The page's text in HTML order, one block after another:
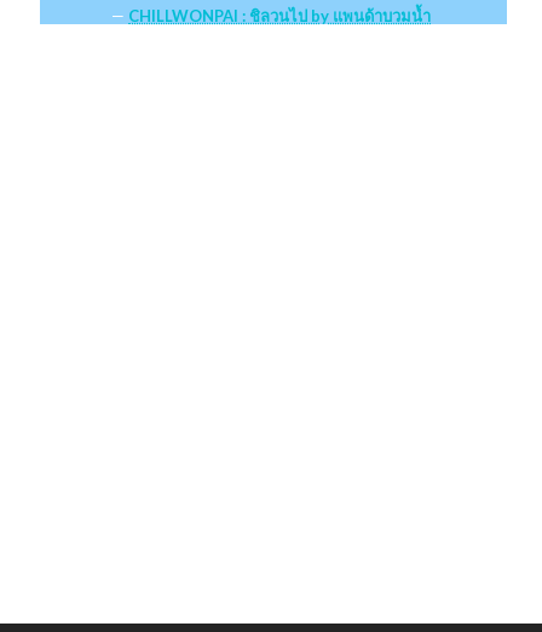
CHILLWONPAI : ชิลวนไป by แพนด้าบวมน้ำ